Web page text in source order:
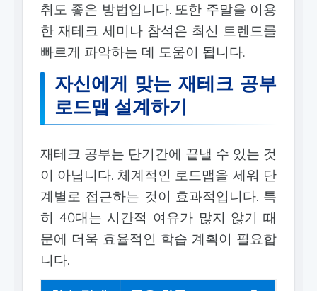
취도 좋은 방법입니다. 또한 주말을 이용
한 재테크 세미나 참석은 최신 트렌드를
빠르게 파악하는 데 도움이 됩니다.
자신에게 맞는 재테크 공부
로드맵 설계하기
재테크 공부는 단기간에 끝낼 수 있는 것
이 아닙니다. 체계적인 로드맵을 세워 단
계별로 접근하는 것이 효과적입니다. 특
히 40대는 시간적 여유가 많지 않기 때
문에 더욱 효율적인 학습 계획이 필요합
니다.